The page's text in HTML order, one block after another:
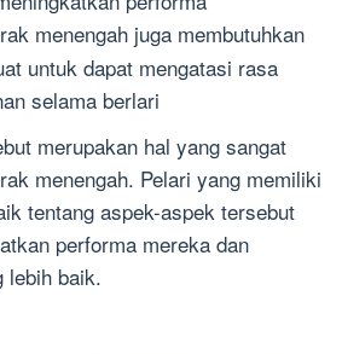
menengah juga membutuhkan
untuk dapat mengatasi rasa
selama berlari
merupakan hal yang sangat
menengah. Pelari yang memiliki
tentang aspek-aspek tersebut
performa mereka dan
lebih baik.